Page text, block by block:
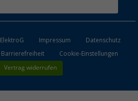
ElektroG Impressum
Datenschutz
Barrierefreiheit Cookie-Einstellungen
Vertrag widerrufen